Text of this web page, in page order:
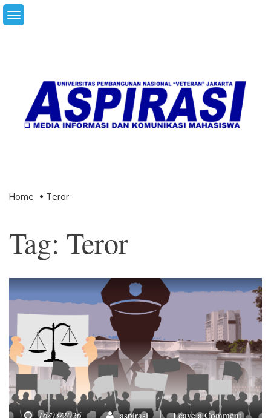
Skip
to
Home Teror
Tag: Teror
16/03/2026 aspirasi Leave a Commenton